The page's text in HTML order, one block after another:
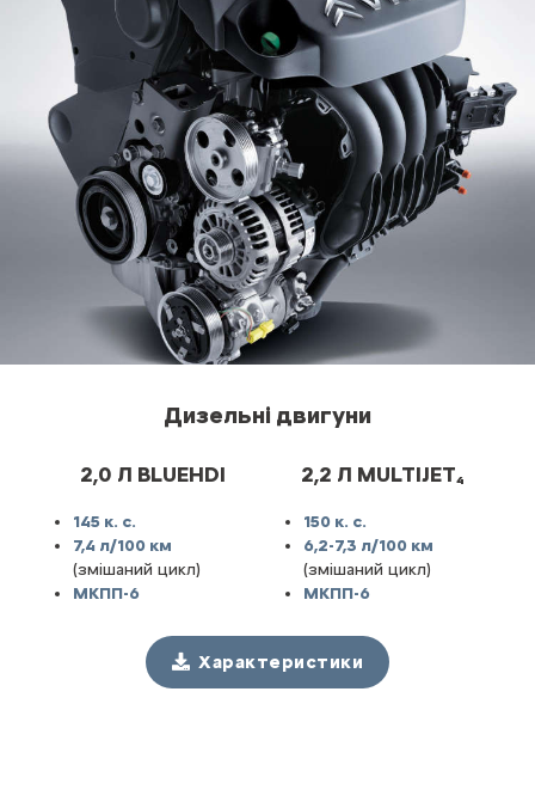
Дизельні двигуни
2,0 Л BLUEHDI
145 к. с.
7,4 л/100 км
(змішаний цикл)
МКПП-6
2,2 Л MULTIJET₄
150 к. с.
6,2-7,3 л/100 км
(змішаний цикл)
МКПП-6
Характеристики